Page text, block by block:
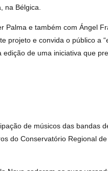
na Bélgica.
Palma e também com Ángel
projeto e convida o público a
de uma iniciativa que
de músicos das bandas
do Conservatório Regional